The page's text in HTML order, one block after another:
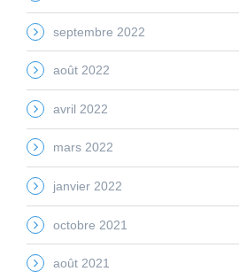
septembre 2022
août 2022
avril 2022
mars 2022
janvier 2022
octobre 2021
août 2021